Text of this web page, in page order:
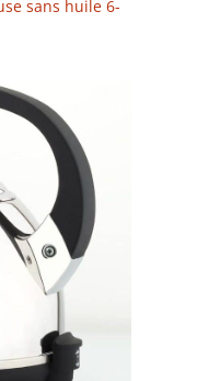
sans huile 6-